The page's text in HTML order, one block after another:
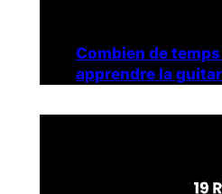
Combien de
apprendre la